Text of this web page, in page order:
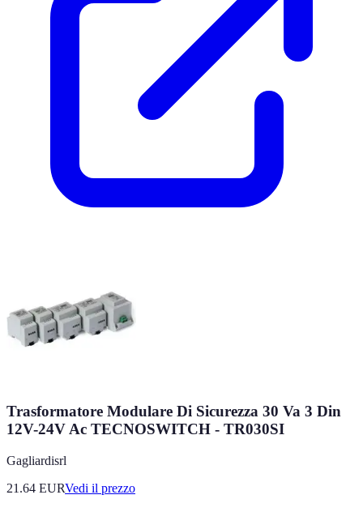
Trasformatore Modulare Di Sicurezza 30 Va 3 Din
12V-24V Ac TECNOSWITCH - TR030SI
Gagliardisrl
21.64 EURVedi il prezzo